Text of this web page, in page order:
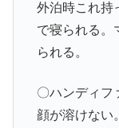
外泊時これ持
で寝られる。
られる。
〇ハンディフ
顔が溶けない